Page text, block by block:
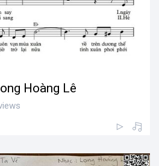
Hoàng Lê